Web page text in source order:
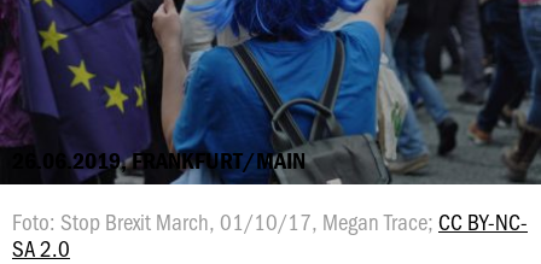
26.06.2019, FRANKFURT/MAIN
Foto: Stop Brexit March, 01/10/17, Megan Trace; CC BY-NC-
SA 2.0